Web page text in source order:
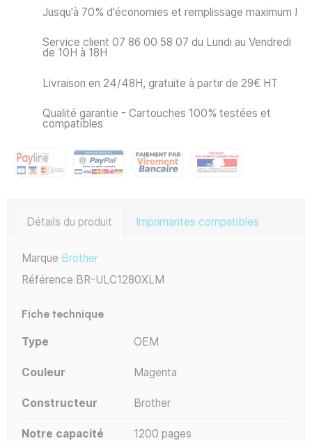
Jusqu'à 70% d'économies et remplissage maximum !
Service client 07 86 00 58 07 du Lundi au Vendredi
de 10H à 18H
Livraison en 24/48H, gratuite à partir de 29€ HT
Qualité garantie - Cartouches 100% testées et
compatibles
Détails du produit Imprimantes compatibles
Marque Brother
Référence BR-ULC1280XLM
Fiche technique
Type OEM
Couleur Magenta
Constructeur Brother
Notre capacité
1200 pages